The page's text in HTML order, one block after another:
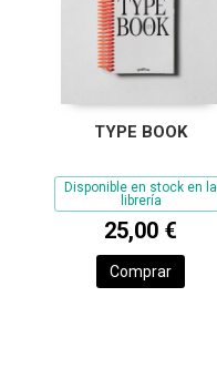
TYPE BOOK
Disponible en stock en la
librería
25,00 €
Comprar